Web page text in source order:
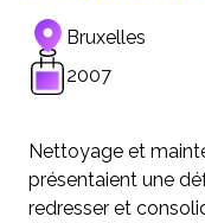
Bruxelles
2007
Nettoyage et
présentaient une
redresser et